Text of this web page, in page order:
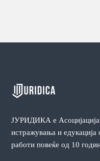
ЈУРИДИКА e Асоцијација
истражувања и едукација
работи повеќе од 10